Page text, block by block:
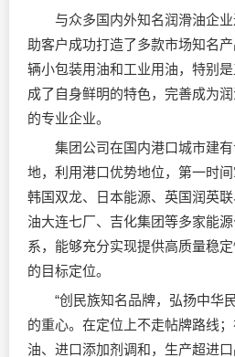
与众多国内外知名润滑油企
助客户成功打造了多款市场知名
辆小包装用油和工业用油，特别
成了自身鲜明的特色，完善成为
的专业企业。
集团公司在国内港口城市建有
地，利用港口优势地位，第一时
韩国双龙、日本能源、英国润英
油大连七厂、吉化集团等多家能
系，能够充分实现提供高质量稳
的目标定位。
“创民族知名品牌，弘扬中华民
的重心。在定位上不走帖牌路线
油、进口添加剂调和，生产超进